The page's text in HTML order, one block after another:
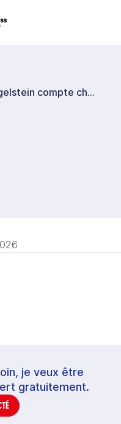
Bagelstein compte changer d'échelle en Inde avec une troisième ouverture à Bangalore
je veux être
gratuitement.